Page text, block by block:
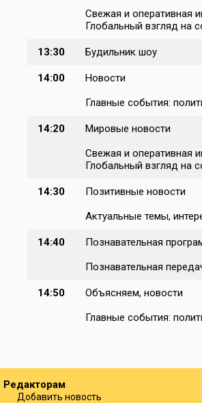
Свежая и оперативная
Глобальный взгляд на
13:30 Будильник шоу
14:00
Новости
Главные события:
14:20
Мировые новости
Свежая и оперативная
Глобальный взгляд на
14:30
Позитивные новости
Актуальные темы,
14:40
Познавательная
Познавательная
14:50
Объясняем, новости
Главные события:
Редакторам
Добавить новость